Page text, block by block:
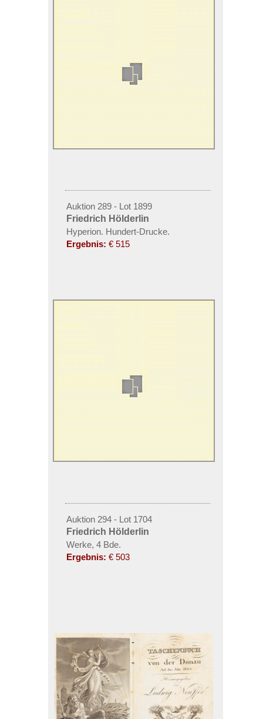
Auktion 289 - Lot 1899
Friedrich Hölderlin
Hyperion. Hundert-Drucke.
Ergebnis: € 515
Auktion 294 - Lot 1704
Friedrich Hölderlin
Werke, 4 Bde.
Ergebnis: € 503